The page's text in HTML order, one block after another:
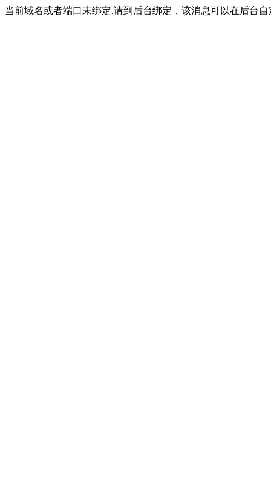
当前域名或者端口未绑定,请到后台绑定，该消息可以在后台自